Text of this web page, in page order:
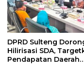
DPRD Sulteng
Hilirisasi SDA,
Pendapatan Daerah